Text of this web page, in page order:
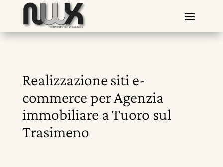
Realizzazione siti e-
commerce per Agenzia
immobiliare a Tuoro sul
Trasimeno